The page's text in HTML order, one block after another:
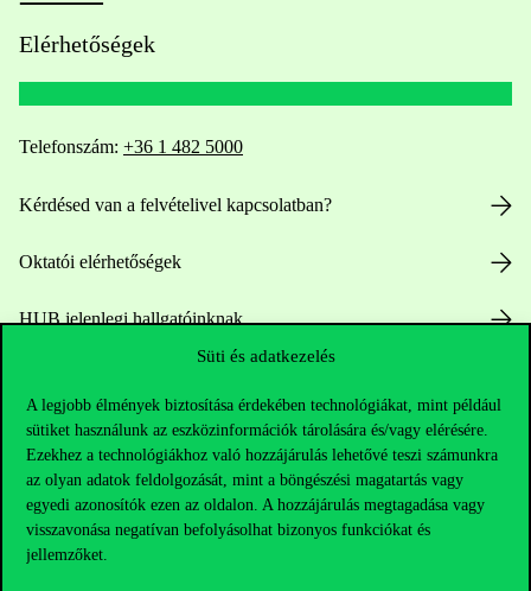
Süti és adatkezelés
A legjobb élmények biztosítása érdekében technológiákat, mint például
sütiket használunk az eszközinformációk tárolására és/vagy elérésére.
Ezekhez a technológiákhoz való hozzájárulás lehetővé teszi számunkra
az olyan adatok feldolgozását, mint a böngészési magatartás vagy
egyedi azonosítók ezen az oldalon. A hozzájárulás megtagadása vagy
visszavonása negatívan befolyásolhat bizonyos funkciókat és
jellemzőket.
Elérhetőségek
Telefonszám: +36 1 482 5000
Kérdésed van a felvételivel kapcsolatban?
Oktatói elérhetőségek
HUB jelenlegi hallgatóinknak